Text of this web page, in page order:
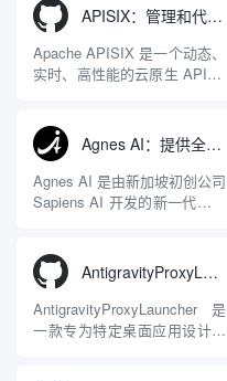
APISIX：管理和代理API及大模型流量的高性能网关
Apache APISIX 是一个动态、
实时、高性能的云原生 API 网
LuaJIT 构建，并在 2019 年作
为顶级开源项目捐赠给
Apache 软件基金会。APISIX
彻底摒...
Agnes AI：提供全模态模型免费API、支持图文视频生成与复杂工程执行的智能体平台
Agnes AI 是由新加坡初创公司
Sapiens AI 开发的新一代多模
限制，提供集文本、图像、视
频生成于一体的“全模态”大模
型能力。平台的核心产品矩阵
包括主打自动化工作流的
AntigravityProxyLauncher：免TUN全局代理使用Antigravity IDE
AntigravityProxyLauncher 是
一款专为特定桌面应用设计的